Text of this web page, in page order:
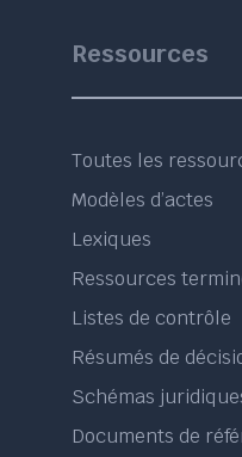
Ressources
Toutes les
Modèles d’actes
Lexiques
Ressources
Listes de contrôle
Résumés de
Schémas
Documents de